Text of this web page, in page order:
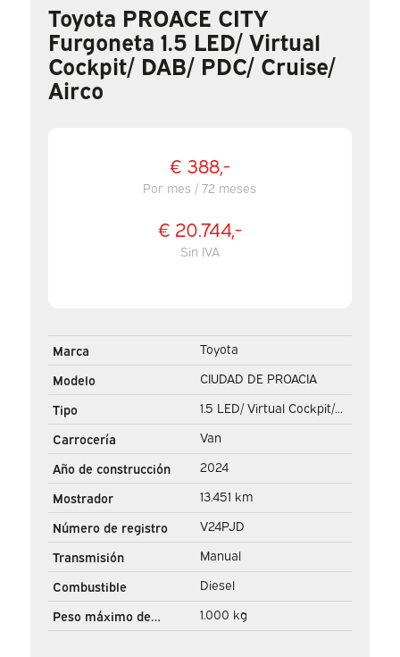
Toyota PROACE CITY
Furgoneta 1.5 LED/ Virtual
Cockpit/ DAB/ PDC/ Cruise/
Airco
€ 388,-
Por mes / 72 meses
€ 20.744,-
Sin IVA
Marca
Toyota
Modelo
CIUDAD DE PROACIA
Tipo
1.5 LED/ Virtual Cockpit/
DAB/ PDC/ Cruise/ Airco
Carrocería
Van
Año de construcción
2024
Mostrador
13.451 km
Número de registro
V24PJD
Transmisión
Manual
Combustible
Diesel
Peso máximo de
1.000 kg